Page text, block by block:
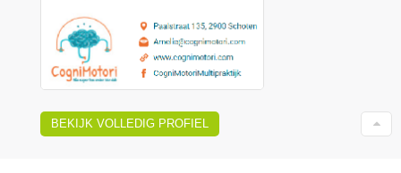
BEKIJK VOLLEDIG PROFIEL